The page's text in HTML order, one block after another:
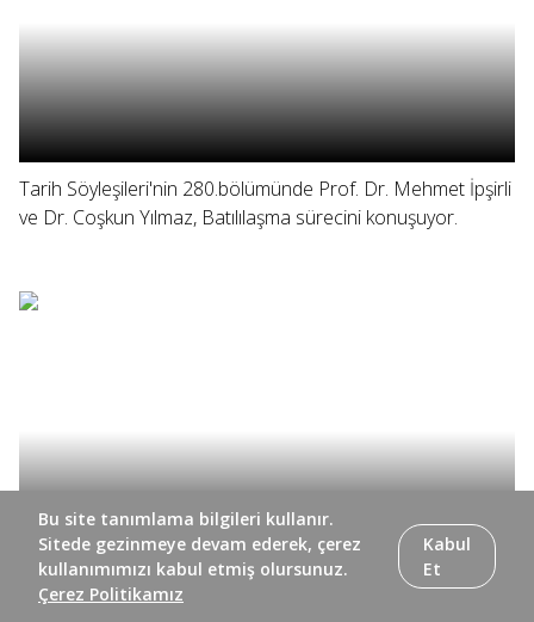
Tarih Söyleşileri'nin 280.bölümünde Prof. Dr. Mehmet İpşirli
ve Dr. Coşkun Yılmaz, Batılılaşma sürecini konuşuyor.
Tarih Söyleşileri'nin 279. bölümünde Prof. Dr. Mehmet
Bu site tanımlama bilgileri kullanır.
Sitede gezinmeye devam ederek, çerez
kullanımımızı kabul etmiş olursunuz.
Çerez Politikamız
Kabul
Et